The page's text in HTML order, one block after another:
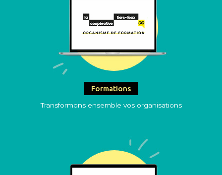
Formations
Transformons ensemble vos organisations